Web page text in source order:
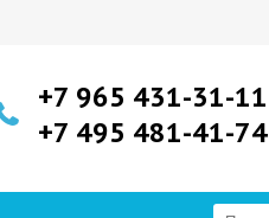
+7 965 431-31-11
+7 495 481-41-74